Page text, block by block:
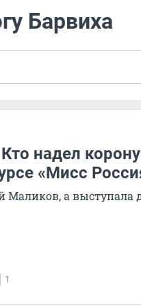
Барвиха
надел
«Мисс
а выступала
1